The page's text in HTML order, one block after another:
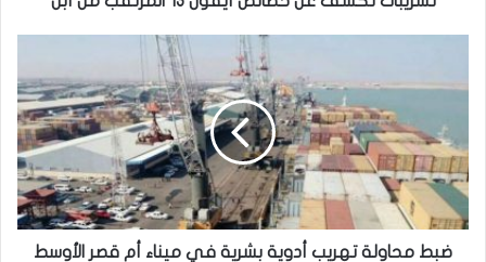
تهريب
بشرية
في
ميناء
أم
قصر
الأوسط
ضبط محاولة تهريب أدوية بشرية في ميناء أم قصر الأوسط